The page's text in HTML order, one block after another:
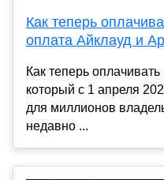
Как теперь
оплата Айклауд и
Как теперь
который с 1 апреля
для миллионов
недавно ...